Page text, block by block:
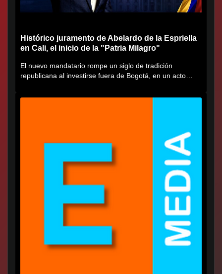
Histórico juramento de Abelardo de la Espriella
en Cali, el inicio de la "Patria Milagro"
El nuevo mandatario rompe un siglo de tradición
republicana al investirse fuera de Bogotá, en un acto